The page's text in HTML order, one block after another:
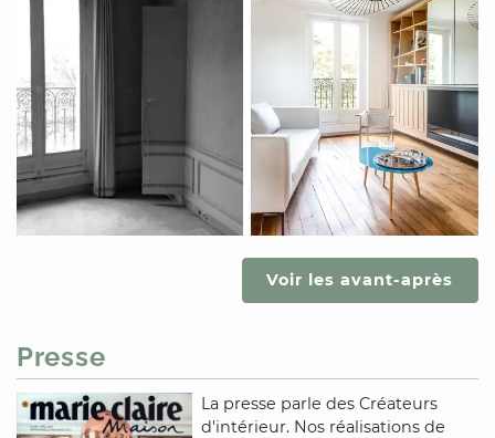
Voir les avant-après
Presse
La presse parle des Créateurs
d'intérieur. Nos réalisations de